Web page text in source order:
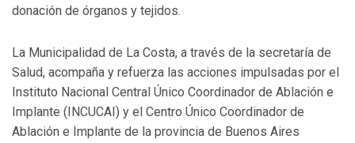
donación de órganos y tejidos.
La Municipalidad de La Costa, a través de la secretaría de
Salud, acompaña y refuerza las acciones impulsadas por el
Instituto Nacional Central Único Coordinador de Ablación e
Implante (INCUCAI) y el Centro Único Coordinador de
Ablación e Implante de la provincia de Buenos Aires